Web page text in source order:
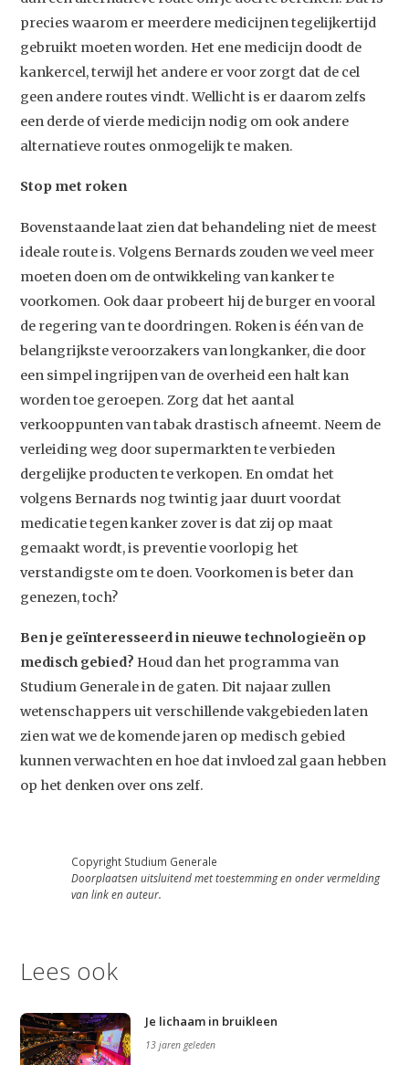
Studium Generale
Home
Agenda
Video
Podcast
Artikelen
Contact
precies waarom er meerdere medicijnen tegelijkertijd
gebruikt moeten worden. Het ene medicijn doodt de
kankercel, terwijl het andere er voor zorgt dat de cel
geen andere routes vindt. Wellicht is er daarom zelfs
een derde of vierde medicijn nodig om ook andere
alternatieve routes onmogelijk te maken.
Stop met roken
Bovenstaande laat zien dat behandeling niet de meest
ideale route is. Volgens Bernards zouden we veel meer
moeten doen om de ontwikkeling van kanker te
voorkomen. Ook daar probeert hij de burger en vooral
de regering van te doordringen. Roken is één van de
belangrijkste veroorzakers van longkanker, die door
een simpel ingrijpen van de overheid een halt kan
worden toe geroepen. Zorg dat het aantal
verkooppunten van tabak drastisch afneemt. Neem de
verleiding weg door supermarkten te verbieden
dergelijke producten te verkopen. En omdat het
volgens Bernards nog twintig jaar duurt voordat
medicatie tegen kanker zover is dat zij op maat
gemaakt wordt, is preventie voorlopig het
verstandigste om te doen. Voorkomen is beter dan
genezen, toch?
Ben je geïnteresseerd in nieuwe technologieën op
medisch gebied? Houd dan het programma van
Studium Generale in de gaten. Dit najaar zullen
wetenschappers uit verschillende vakgebieden laten
zien wat we de komende jaren op medisch gebied
kunnen verwachten en hoe dat invloed zal gaan hebben
op het denken over ons zelf.
Copyright Studium Generale
Doorplaatsen uitsluitend met toestemming en onder vermelding
van link en auteur.
Lees ook
Je lichaam in bruikleen
13 jaren geleden